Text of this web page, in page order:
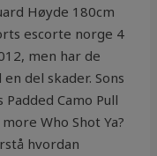
Høyde 180cm
escorte norge 4
men har de
del skader. Sons
Camo Pull
Who Shot Ya?
hvordan